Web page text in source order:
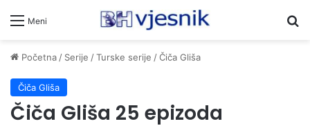
Meni
Početna/ Serije /Turske serije /Čiča Gliša
Čiča Gliša
Čiča Gliša 25 epizoda